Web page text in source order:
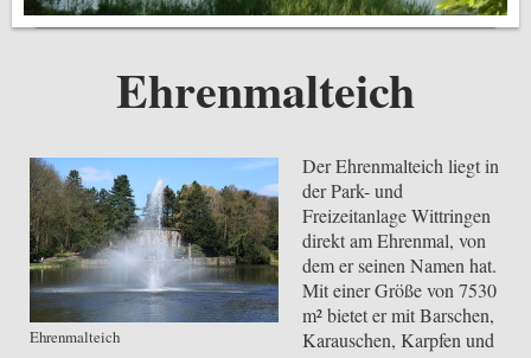
Ehrenmalteich
Ehrenmalteich
Der Ehrenmalteich liegt in
der Park- und
Freizeitanlage Wittringen
direkt am Ehrenmal, von
dem er seinen Namen hat.
Mit einer Größe von 7530
m² bietet er mit Barschen,
Karauschen, Karpfen und